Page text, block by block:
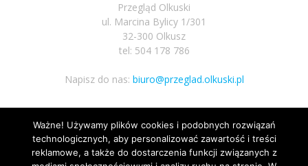
Przegląd Olkuski
ul. Marcina Bylicy 1/301
32-300 Olkusz
tel: 504 178 786
Napisz do nas: biuro@przeglad.olkuski.pl
Podążaj za nami
Ważne! Używamy plików cookies i podobnych rozwiązań
technologicznych, aby personalizować zawartość i treści
reklamowe, a także do dostarczenia funkcji związanych z